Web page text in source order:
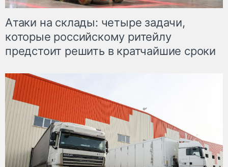
Атаки на склады: четыре задачи,
которые российскому ритейлу
предстоит решить в кратчайшие сроки